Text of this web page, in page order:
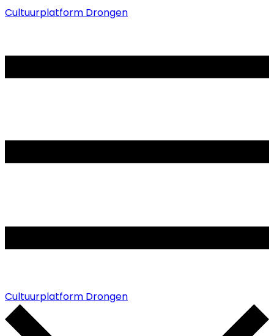
Cultuurplatform Drongen
Cultuurplatform Drongen